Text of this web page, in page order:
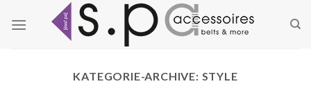
Inhalt
KATEGORIE-ARCHIVE: STYLE